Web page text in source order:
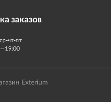
заказов
чт-пт
Exterium